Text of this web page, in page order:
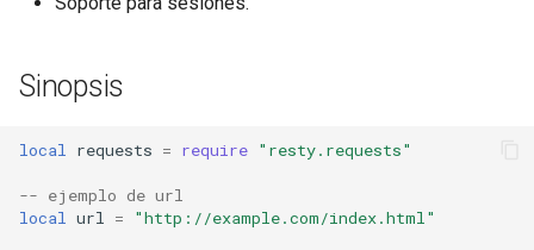
compression-vary
concat
cookie-flag
Sinopsis
local requests = require "resty.requests"
-- ejemplo de url
local
url = "http://example.com/index.html"